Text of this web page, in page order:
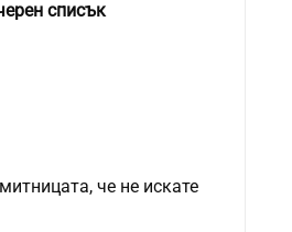
списък
че не искате